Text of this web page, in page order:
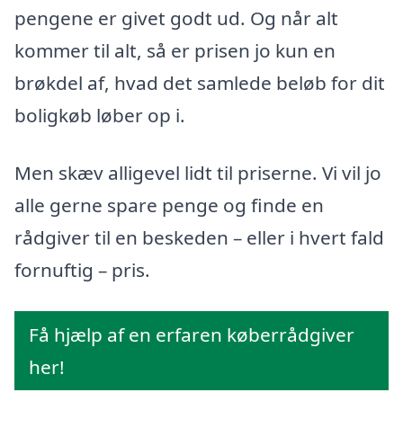
pengene er givet godt ud. Og når alt
kommer til alt, så er prisen jo kun en
brøkdel af, hvad det samlede beløb for dit
boligkøb løber op i.
Men skæv alligevel lidt til priserne. Vi vil jo
alle gerne spare penge og finde en
rådgiver til en beskeden – eller i hvert fald
fornuftig – pris.
Få hjælp af en erfaren køberrådgiver
her!